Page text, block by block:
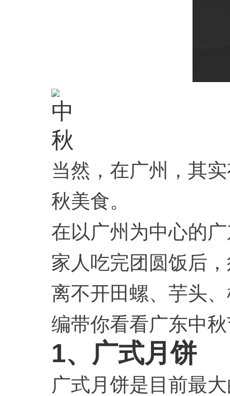
当然，在广州，其
秋美食。
在以广州为中心的
家人吃完团圆饭后
离不开田螺、芋头
编带你看看广东中
1、广式月饼
广式月饼是目前最